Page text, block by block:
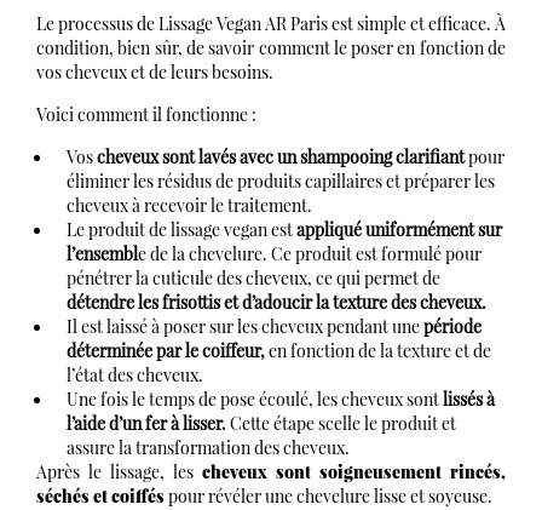
Le processus de Lissage Vegan AR Paris est simple et efficace. À
condition, bien sûr, de savoir comment le poser en fonction de
vos cheveux et de leurs besoins.
Voici comment il fonctionne :
Voscheveux sont lavés avec un shampooing clarifiantpour
éliminer les résidus de produits capillaires et préparer les
cheveux à recevoir le traitement.
Le produit de lissage vegan estappliqué uniformément sur
l’ensemble de la chevelure. Ce produit est formulé pour
pénétrer la cuticule des cheveux, ce qui permet de
détendre les frisottis et d’adoucir la texture des cheveux.
Il est laissé à poser sur les cheveux pendant unepériode
déterminée par le coiffeur,en fonction de la texture et de
l’état des cheveux.
Une fois le temps de pose écoulé, les cheveux sontlissés à
l’aide d’un fer à lisser.Cette étape scelle le produit et
assure la transformation des cheveux.
Après le lissage, les cheveux sont soigneusement rincés,
séchés et coifféspour révéler une chevelure lisse et soyeuse.